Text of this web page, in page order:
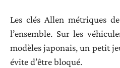
Les clés Allen métriques
l’ensemble. Sur les
modèles japonais, un petit
évite d’être bloqué.